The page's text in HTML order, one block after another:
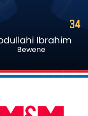
34
Ibrahim
Bewene